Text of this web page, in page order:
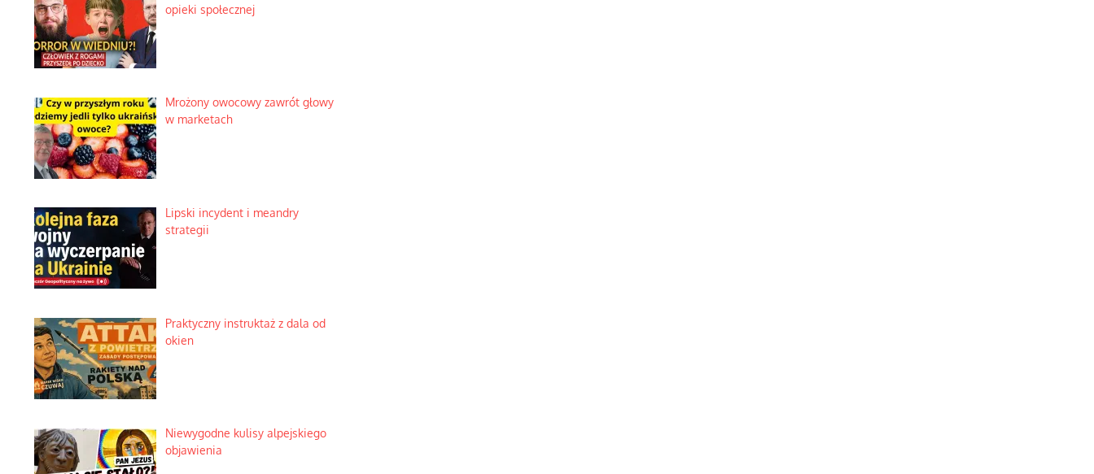
opieki społecznej
Mrożony owocowy zawrót głowy
w marketach
Lipski incydent i meandry
strategii
Praktyczny instruktaż z dala od
okien
Niewygodne kulisy alpejskiego
objawienia